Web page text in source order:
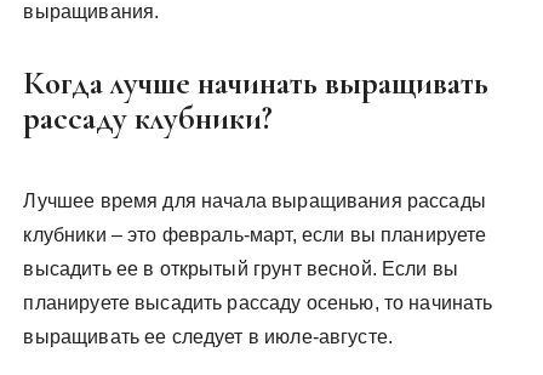
выращивания.
Когда лучше начинать выращивать
рассаду клубники?
Лучшее время для начала выращивания рассады
клубники – это февраль-март, если вы планируете
высадить ее в открытый грунт весной. Если вы
планируете высадить рассаду осенью, то начинать
выращивать ее следует в июле-августе.